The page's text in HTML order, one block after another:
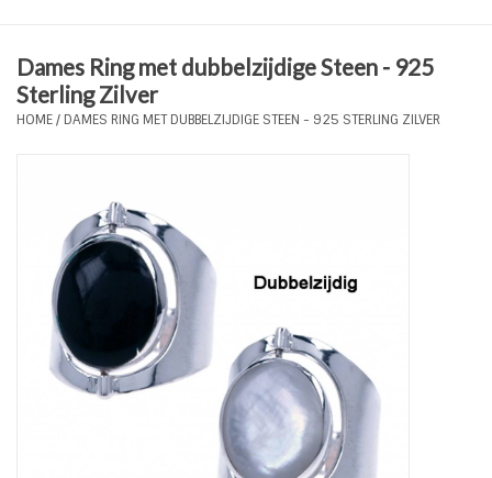
Plus Size Sieraden
Tassen en meer
Haaraccesoires
Zonnebrillen
Fashion
Dames Ring met dubbelzijdige Steen - 925
Sterling Zilver
HOME/ DAMES RING MET DUBBELZIJDIGE STEEN - 925 STERLING ZILVER